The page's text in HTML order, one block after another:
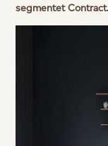
segmentet Contract.